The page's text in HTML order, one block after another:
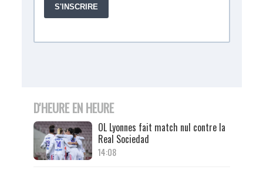
D'HEURE EN HEURE
OL Lyonnes fait match nul contre la
Real Sociedad
14:08